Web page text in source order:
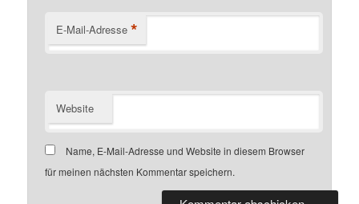
E-Mail-Adresse *
Website
Name, E-Mail-Adresse und Website in diesem Browser
für meinen nächsten Kommentar speichern.